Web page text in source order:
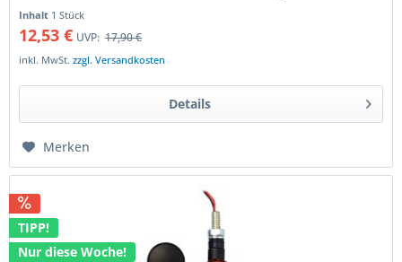
Inhalt 1 Stück
12,53 € UVP: 17,90 €
inkl. MwSt.zzgl. Versandkosten
Details
Merken
TIPP!
Nur diese Woche!